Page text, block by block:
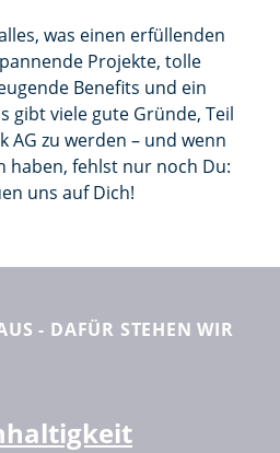
was einen erfüllenden
Projekte, tolle
Benefits und ein
gibt viele gute Gründe, Teil
AG zu werden – und wenn
haben, fehlst nur noch Du:
uns auf Dich!
- DAFÜR STEHEN WIR